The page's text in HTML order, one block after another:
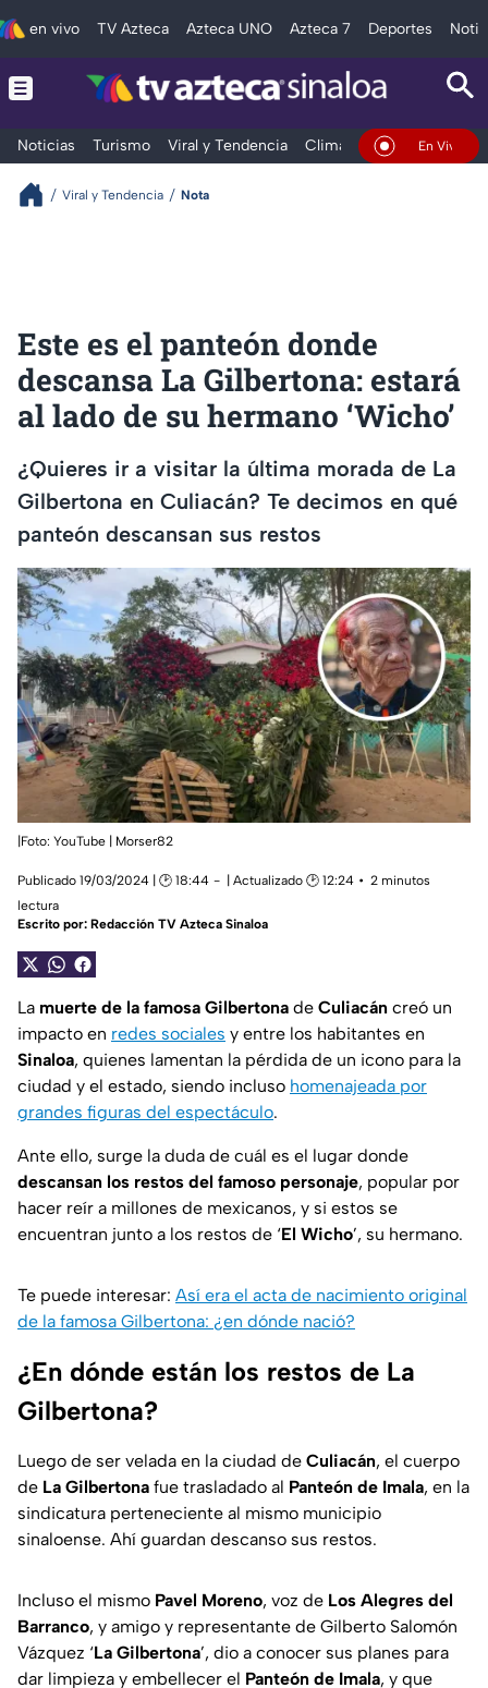
en vivo TV Azteca Azteca UNO Azteca 7 Deportes
Noticias Turismo Viral y Tendencia Clima DeportesEn Vivo
Viral y Tendencia Nota
Este es el panteón donde
descansa La Gilbertona: estará
al lado de su hermano ‘Wicho’
¿Quieres ir a visitar la última morada de La
Gilbertona en Culiacán? Te decimos en qué
panteón descansan sus restos
|Foto: YouTube | Morser82
Publicado 19/03/2024 | 🕑 18:44 | Actualizado 🕑 12:24
2 minutos
lectura
Escrito por: Redacción TV Azteca Sinaloa
La muerte de la famosa Gilbertona de Culiacán creó un
impacto en redes sociales y entre los habitantes en
Sinaloa, quienes lamentan la pérdida de un icono para la
ciudad y el estado, siendo incluso homenajeada por
grandes figuras del espectáculo.
Ante ello, surge la duda de cuál es el lugar donde
descansan los restos del famoso personaje, popular por
hacer reír a millones de mexicanos, y si estos se
encuentran junto a los restos de ‘El Wicho’, su hermano.
Te puede interesar: Así era el acta de nacimiento original
de la famosa Gilbertona: ¿en dónde nació?
¿En dónde están los restos de La
Gilbertona?
Luego de ser velada en la ciudad de Culiacán, el cuerpo
de La Gilbertona fue trasladado al Panteón de Imala, en la
sindicatura perteneciente al mismo municipio
sinaloense. Ahí guardan descanso sus restos.
Incluso el mismo Pavel Moreno, voz de Los Alegres del
Barranco, y amigo y representante de Gilberto Salomón
Vázquez ‘La Gilbertona’, dio a conocer sus planes para
dar limpieza y embellecer el Panteón de Imala, y que